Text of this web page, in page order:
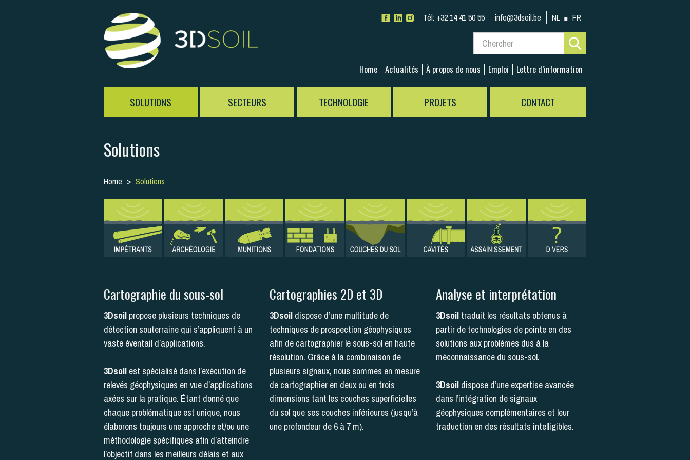
Tél: +32 14 41 50 55 info@3dsoil.be NL FR
SOLUTIONS SECTEURS TECHNOLOGIE PROJETS CONTACT
Home Actualités À propos de nous Emploi Lettre d’information
Solutions
Home Solutions
Cartographie du sous-sol
3Dsoil propose plusieurs techniques de
détection souterraine qui s’appliquent à un
vaste éventail d’applications.
3Dsoil est spécialisé dans l’exécution de
relevés géophysiques en vue d’applications
axées sur la pratique. Étant donné que
chaque problématique est unique, nous
élaborons toujours une approche et/ou une
méthodologie spécifiques afin d’atteindre
l’objectif dans les meilleurs délais et aux
Cartographies 2D et 3D
3Dsoil dispose d’une multitude de
techniques de prospection géophysiques
afin de cartographier le sous-sol en haute
résolution. Grâce à la combinaison de
plusieurs signaux, nous sommes en mesure
de cartographier en deux ou en trois
dimensions tant les couches superficielles
du sol que ses couches inférieures (jusqu’à
une profondeur de 6 à 7 m).
Analyse et interprétation
3Dsoil traduit les résultats obtenus à
partir de technologies de pointe en des
solutions aux problèmes dus à la
méconnaissance du sous-sol.
3Dsoil dispose d’une expertise avancée
dans l’intégration de signaux
géophysiques complémentaires et leur
traduction en des résultats intelligibles.